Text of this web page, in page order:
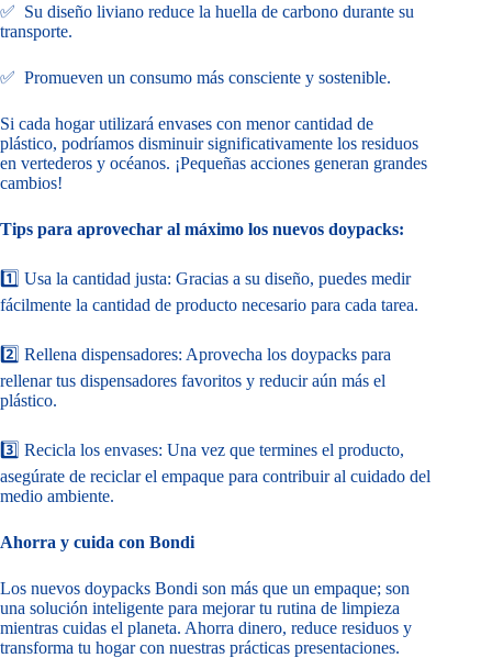
✅ Su diseño liviano reduce la huella de carbono durante su
transporte.
✅ Promueven un consumo más consciente y sostenible.
Si cada hogar utilizará envases con menor cantidad de
plástico, podríamos disminuir significativamente los residuos
en vertederos y océanos. ¡Pequeñas acciones generan grandes
cambios!
Tips para aprovechar al máximo los nuevos doypacks:
1️⃣ Usa la cantidad justa: Gracias a su diseño, puedes medir
fácilmente la cantidad de producto necesario para cada tarea.
2️⃣ Rellena dispensadores: Aprovecha los doypacks para
rellenar tus dispensadores favoritos y reducir aún más el
plástico.
3️⃣ Recicla los envases: Una vez que termines el producto,
asegúrate de reciclar el empaque para contribuir al cuidado del
medio ambiente.
Ahorra y cuida con Bondi
Los nuevos doypacks Bondi son más que un empaque; son
una solución inteligente para mejorar tu rutina de limpieza
mientras cuidas el planeta. Ahorra dinero, reduce residuos y
transforma tu hogar con nuestras prácticas presentaciones.